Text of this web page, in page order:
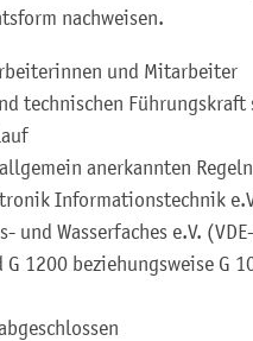
nachweisen.
und Mitarbeiter
technischen Führungskraft
anerkannten
Informationstechnik
und Wasserfaches e.V.
1200 beziehungsweise G